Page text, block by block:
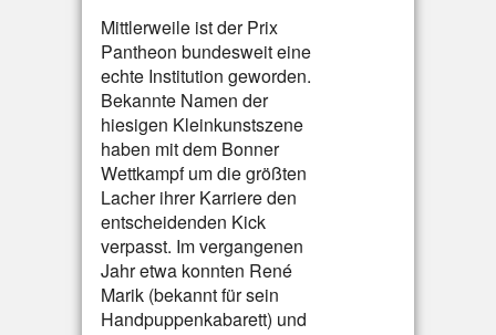
Mittlerweile ist der Prix
Pantheon bundesweit eine
echte Institution geworden.
Bekannte Namen der
hiesigen Kleinkunstszene
haben mit dem Bonner
Wettkampf um die größten
Lacher ihrer Karriere den
entscheidenden Kick
verpasst. Im vergangenen
Jahr etwa konnten René
Marik (bekannt für sein
Handpuppenkabarett) und